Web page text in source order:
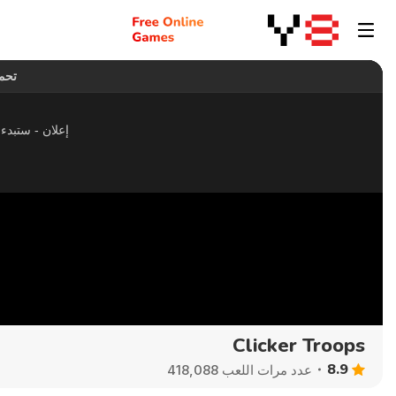
Clicker Troops
8.9 عدد مرات اللعب 418,088